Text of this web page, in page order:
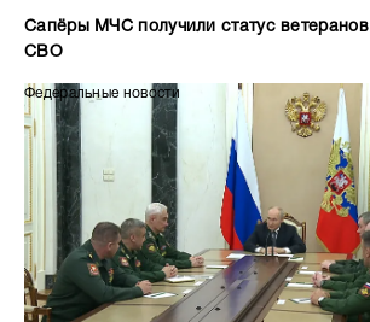
Сапёры МЧС получили статус ветеранов
СВО
Федеральные новости